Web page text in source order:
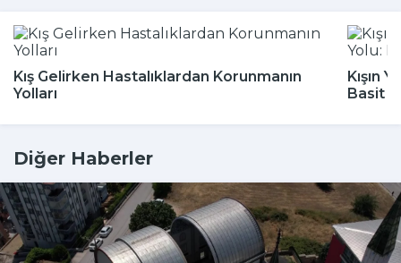
Kış Gelirken Hastalıklardan Korunmanın
Yolları
Kışın
Basit
Diğer Haberler